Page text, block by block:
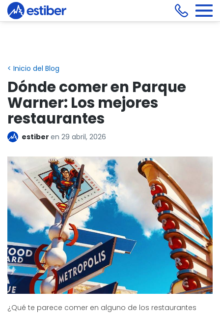
< Inicio del Blog
Dónde comer en Parque
Warner: Los mejores
restaurantes
estiber en 29 abril, 2026
¿Qué te parece comer en alguno de los restaurantes